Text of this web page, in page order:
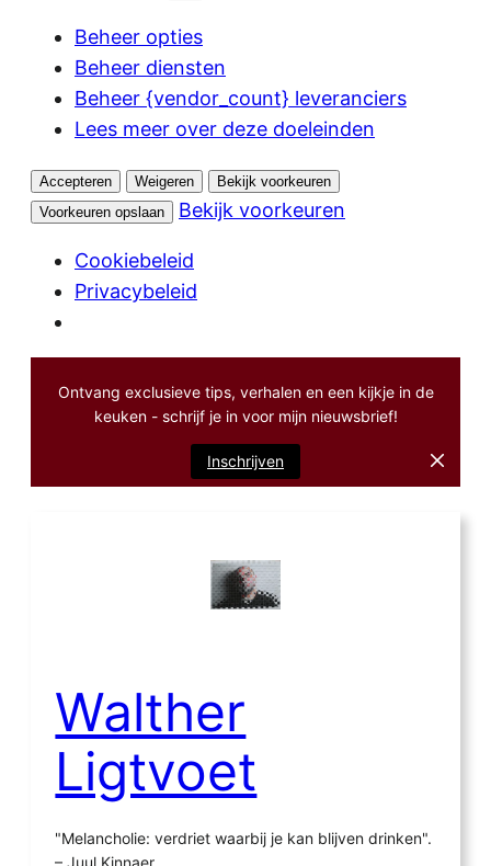
Beheer opties
Beheer diensten
Beheer {vendor_count} leveranciers
Lees meer over deze doeleinden
Accepteren Weigeren
Bekijk voorkeuren
Voorkeuren opslaan
Bekijk voorkeuren
Cookiebeleid
Privacybeleid
Ontvang exclusieve tips, verhalen en een kijkje in de
keuken - schrijf je in voor mijn nieuwsbrief!
Inschrijven
Walther
Ligtvoet
"Melancholie: verdriet waarbij je kan blijven drinken".
– Juul Kinnaer